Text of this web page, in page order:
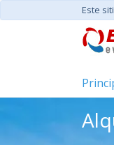
Este